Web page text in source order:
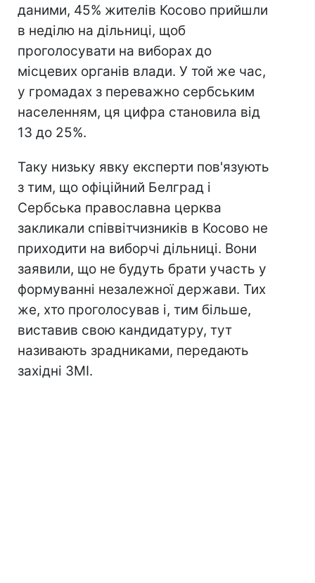
даними, 45% жителів Косово прийшли
в неділю на дільниці, щоб
проголосувати на виборах до
місцевих органів влади. У той же час,
у громадах з переважно сербським
населенням, ця цифра становила від
13 до 25%.
Таку низьку явку експерти пов'язують
з тим, що офіційний Белград і
Сербська православна церква
закликали співвітчизників в Косово не
приходити на виборчі дільниці. Вони
заявили, що не будуть брати участь у
формуванні незалежної держави. Тих
же, хто проголосував і, тим більше,
виставив свою кандидатуру, тут
називають зрадниками, передають
західні ЗМІ.